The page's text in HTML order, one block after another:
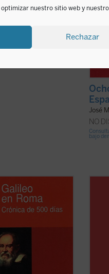
nuestro sitio web y
Rechazar
José
NO
bajo
de la ciencia
destacada en la
Forma parte
occidental, y su
eclesiásticas
ficha)
En